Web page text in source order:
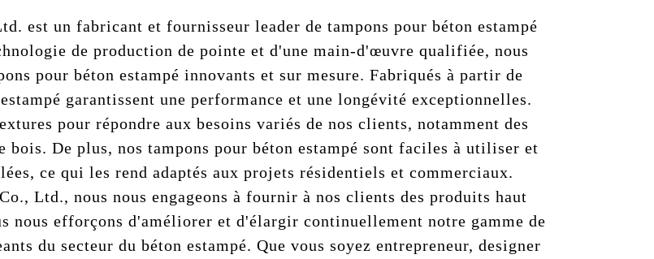
est un fabricant et fournisseur leader de tampons pour béton estampé
de production de pointe et d'une main-d'œuvre qualifiée, nous
pour béton estampé innovants et sur mesure. Fabriqués à partir de
garantissent une performance et une longévité exceptionnelles.
pour répondre aux besoins variés de nos clients, notamment des
bois. De plus, nos tampons pour béton estampé sont faciles à utiliser et
ce qui les rend adaptés aux projets résidentiels et commerciaux.
Ltd., nous nous engageons à fournir à nos clients des produits haut
nous efforçons d'améliorer et d'élargir continuellement notre gamme de
du secteur du béton estampé. Que vous soyez entrepreneur, designer